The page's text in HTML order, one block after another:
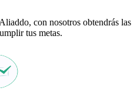
con nosotros obtendrás las
tus metas.